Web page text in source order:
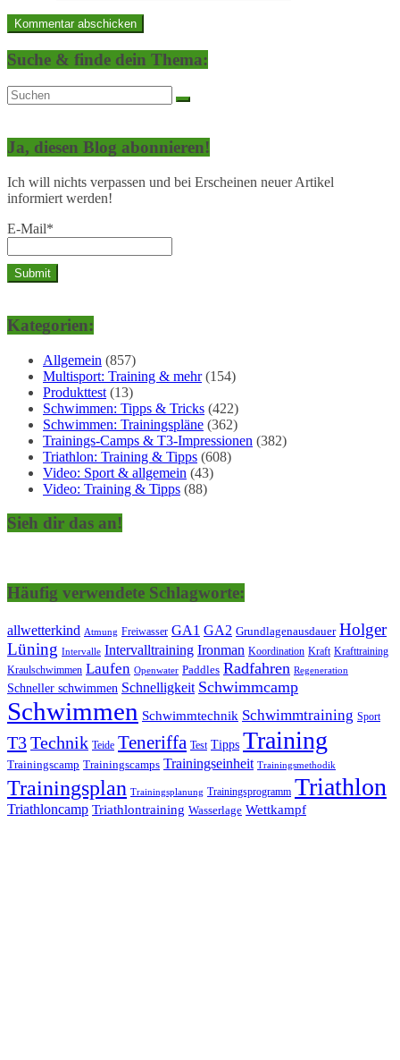
Suche & finde dein Thema:
Ja, diesen Blog abonnieren!
Ich will nichts verpassen und bei Erscheinen neuer Artikel
informiert werden!
E-Mail*
Kategorien:
Allgemein (857)
Multisport: Training & mehr(154)
Produkttest (13)
Schwimmen: Tipps & Tricks (422)
Schwimmen: Trainingspläne (362)
Trainings-Camps & T3-Impressionen (382)
Triathlon: Training & Tipps (608)
Video: Sport & allgemein (43)
Video: Training & Tipps (88)
Sieh dir das an!
Häufig verwendete Schlagworte:
allwetterkind Atmung Freiwasser GA1 GA2 Grundlagenausdauer Holger
Lüning Intervalle Intervalltraining Ironman Koordination Kraft Krafttraining
Kraulschwimmen Laufen Openwater Paddles Radfahren Regeneration
Schneller schwimmen Schnelligkeit Schwimmcamp
Schwimmen Schwimmtechnik Schwimmtraining Sport
T3Technik Teide Teneriffa Test Tipps Training
Trainingscamp Trainingscamps Trainingseinheit Trainingsmethodik
Trainingsplan Trainingsplanung Trainingsprogramm Triathlon
Triathloncamp Triathlontraining Wasserlage Wettkampf